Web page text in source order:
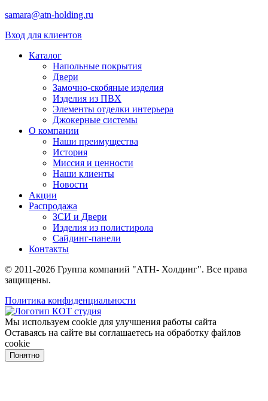
samara@atn-holding.ru
Вход для клиентов
Каталог
Напольные покрытия
Двери
Замочно-скобяные изделия
Изделия из ПВХ
Элементы отделки интерьера
Джокерные системы
О компании
Наши преимущества
История
Миссия и ценности
Наши клиенты
Новости
Акции
Распродажа
ЗСИ и Двери
Изделия из полистирола
Сайдинг-панели
Контакты
© 2011-2026 Группа компаний "АТН- Холдинг". Все права
защищены.
Политика конфиденциальности
Мы используем cookie для улучшения работы сайта
Оставаясь на сайте вы соглашаетесь на обработку файлов
cookie
Понятно